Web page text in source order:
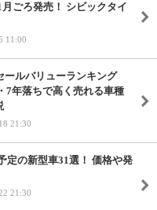
ごろ発売！ シビックタイ
11:00
ールバリューランキング
7年落ちで高く売れる車種
21:30
定の新型車31選！ 価格や発
21:30